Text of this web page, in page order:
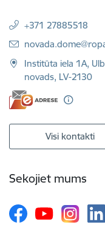
+371 27885518
E-pasts:
Institūta iela 1A,
novads, LV-2130
Visi kontakti
Sekojiet mums